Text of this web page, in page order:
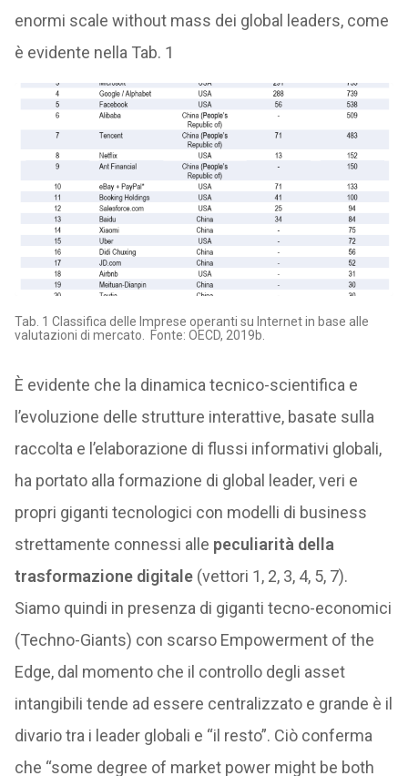
enormi scale without mass dei global leaders, come
è evidente nella Tab. 1
Tab. 1 Classifica delle Imprese operanti su Internet in base alle
valutazioni di mercato. Fonte: OECD, 2019b.
È evidente che la dinamica tecnico-scientifica e
l’evoluzione delle strutture interattive, basate sulla
raccolta e l’elaborazione di flussi informativi globali,
ha portato alla formazione di global leader, veri e
propri giganti tecnologici con modelli di business
strettamente connessi alle peculiarità della
trasformazione digitale(vettori 1, 2, 3, 4, 5, 7).
Siamo quindi in presenza di giganti tecno-economici
(Techno-Giants) con scarso Empowerment of the
Edge, dal momento che il controllo degli asset
intangibili tende ad essere centralizzato e grande è il
divario tra i leader globali e “il resto”. Ciò conferma
che “some degree of market power might be both